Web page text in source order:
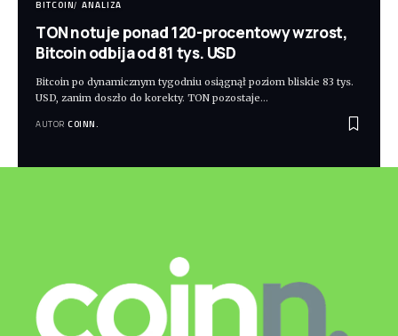
BITCOIN ANALIZA
TON notuje ponad 120-procentowy wzrost,
Bitcoin odbija od 81 tys. USD
Bitcoin po dynamicznym tygodniu osiągnął poziom bliskie 83 tys.
USD, zanim doszło do korekty. TON pozostaje…
AUTOR COINN.